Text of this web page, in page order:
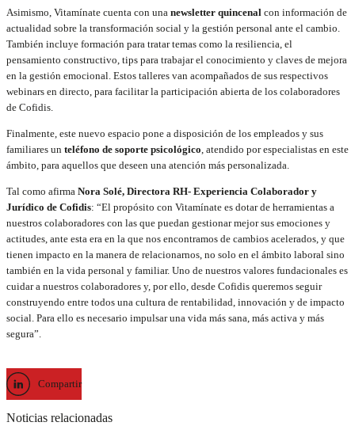
Asimismo, Vitamínate cuenta con una newsletter quincenal con información de
actualidad sobre la transformación social y la gestión personal ante el cambio.
También incluye formación para tratar temas como la resiliencia, el
pensamiento constructivo, tips para trabajar el conocimiento y claves de mejora
en la gestión emocional. Estos talleres van acompañados de sus respectivos
webinars en directo, para facilitar la participación abierta de los colaboradores
de Cofidis.
Finalmente, este nuevo espacio pone a disposición de los empleados y sus
familiares un teléfono de soporte psicológico, atendido por especialistas en este
ámbito, para aquellos que deseen una atención más personalizada.
Tal como afirma Nora Solé, Directora RH- Experiencia Colaborador y
Jurídico de Cofidis: “El propósito con Vitamínate es dotar de herramientas a
nuestros colaboradores con las que puedan gestionar mejor sus emociones y
actitudes, ante esta era en la que nos encontramos de cambios acelerados, y que
tienen impacto en la manera de relacionarnos, no solo en el ámbito laboral sino
también en la vida personal y familiar. Uno de nuestros valores fundacionales es
cuidar a nuestros colaboradores y, por ello, desde Cofidis queremos seguir
construyendo entre todos una cultura de rentabilidad, innovación y de impacto
social. Para ello es necesario impulsar una vida más sana, más activa y más
segura”.
Compartir
Noticias relacionadas